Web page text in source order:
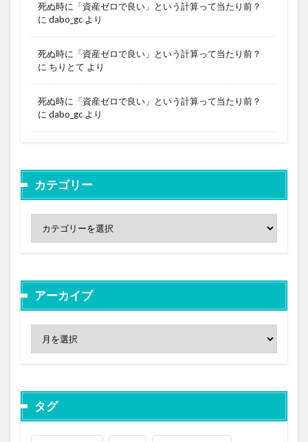
死ぬ時に「資産ゼロで良い」という計算って当たり前？
に dabo_gc より
死ぬ時に「資産ゼロで良い」という計算って当たり前？
に ちりとて より
死ぬ時に「資産ゼロで良い」という計算って当たり前？
に dabo_gc より
カテゴリー
アーカイブ
タグ